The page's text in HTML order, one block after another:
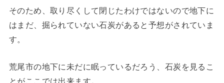
そのため、取り尽くして閉じたわけではないので地下に
はまだ、掘られていない石炭があると予想がされていま
す。
荒尾市の地下に未だに眠っているだろう、石炭を見るこ
とがここでは出来ます。